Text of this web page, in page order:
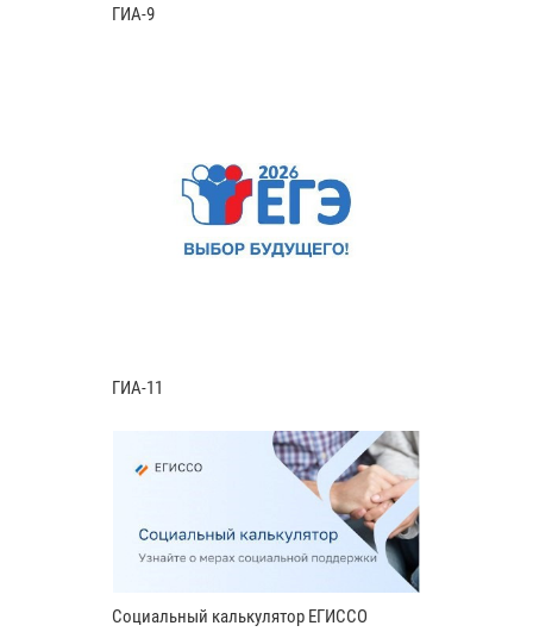
ГИА-9
ГИА-11
Социальный калькулятор ЕГИССО